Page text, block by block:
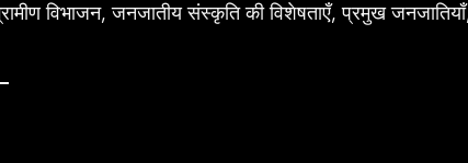
विभाजन, जनजातीय संस्कृति की विशेषताएँ, प्रमुख